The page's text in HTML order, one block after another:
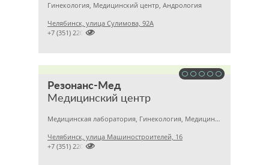
Гинекология, Медицинский центр, Андрология
Челябинск, улица Сулимова, 92А

+7 (351) 2201843
Резонанс-Мед
Медицинский центр
Медицинская лаборатория, Гинекология, Медицинский центр
Челябинск, улица Машиностроителей, 16

+7 (351) 2201031